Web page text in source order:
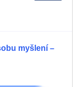
myšlení –